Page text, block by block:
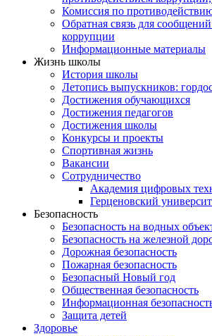
Комиссия по
Обратная связь для
коррупции
Информационные материалы
Жизнь школы
История школы
Летопись выпускников:
Достижения обучающихся
Достижения педагогов
Достижения школы
Конкурсы и проекты
Спортивная жизнь
Вакансии
Сотрудничество
Академия цифровых
Герценовский
Безопасность
Безопасность на водных
Безопасность на железной
Дорожная безопасность
Пожарная безопасность
Безопасный Новый год
Общественная безопасность
Информационная
Защита детей
Здоровье